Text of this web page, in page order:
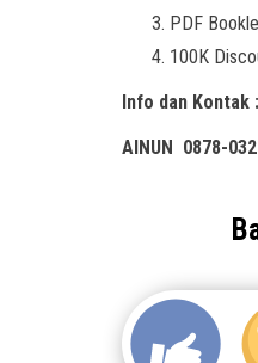
PDF
100K
Info dan Kontak :
AINUN 0878-